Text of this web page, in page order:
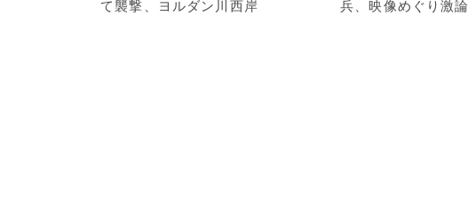
て襲撃、ヨルダン川西岸
兵、映像めぐり激論